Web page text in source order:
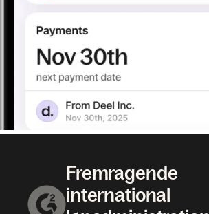
Fremragende
international